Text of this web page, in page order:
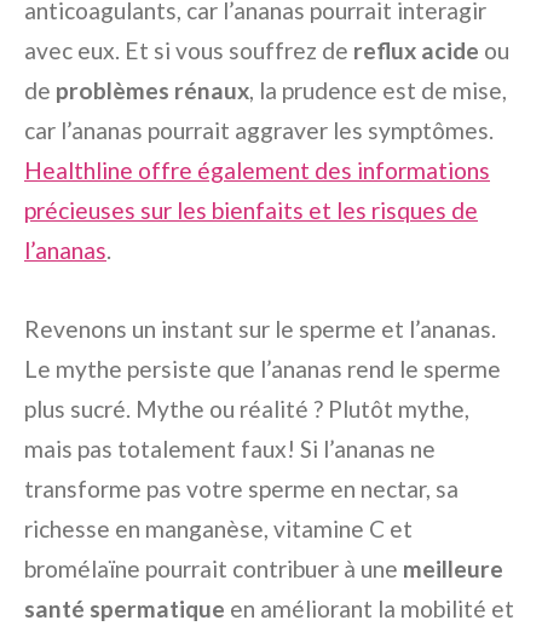
anticoagulants, car l’ananas pourrait interagir
avec eux. Et si vous souffrez de reflux acide ou
de problèmes rénaux, la prudence est de mise,
car l’ananas pourrait aggraver les symptômes.
Healthline offre également des informations
précieuses sur les bienfaits et les risques de
l’ananas.
Revenons un instant sur le sperme et l’ananas.
Le mythe persiste que l’ananas rend le sperme
plus sucré. Mythe ou réalité ? Plutôt mythe,
mais pas totalement faux! Si l’ananas ne
transforme pas votre sperme en nectar, sa
richesse en manganèse, vitamine C et
bromélaïne pourrait contribuer à une meilleure
santé spermatique en améliorant la mobilité et